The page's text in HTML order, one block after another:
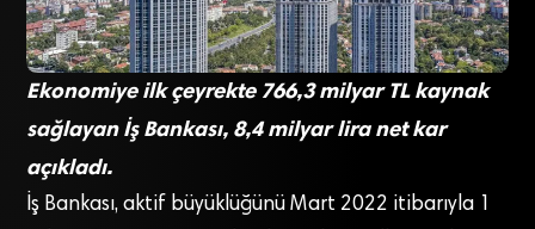
Ekonomiye ilk çeyrekte 766,3 milyar TL kaynak
sağlayan İş Bankası, 8,4 milyar lira net kar
açıkladı.
İş Bankası, aktif büyüklüğünü Mart 2022 itibarıyla 1